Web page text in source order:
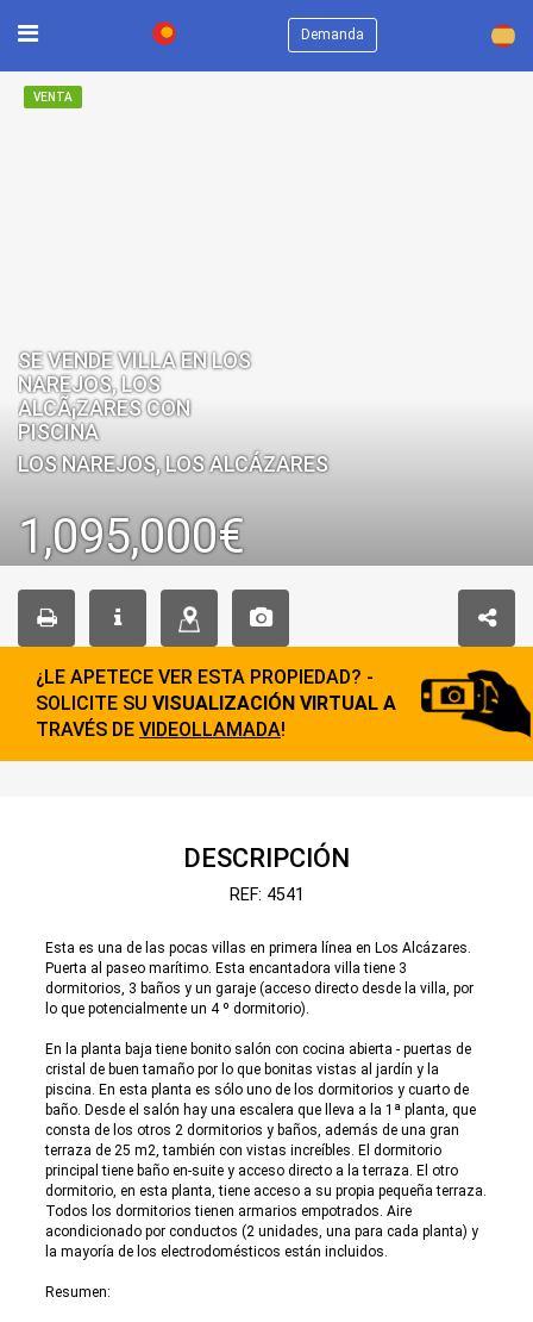
Demanda ×
VENTA
SE VENDE VILLA EN LOS
NAREJOS, LOS
ALCÃ¡ZARES CON
PISCINA
LOS NAREJOS, LOS ALCÁZARES
1,095,000€
¿LE APETECE VER ESTA PROPIEDAD? -
SOLICITE SU VISUALIZACIÓN VIRTUAL A
TRAVÉS DE VIDEOLLAMADA!
DESCRIPCIÓN
REF: 4541
Esta es una de las pocas villas en primera línea en Los Alcázares.
Puerta al paseo marítimo. Esta encantadora villa tiene 3
dormitorios, 3 baños y un garaje (acceso directo desde la villa, por
lo que potencialmente un 4 º dormitorio).
En la planta baja tiene bonito salón con cocina abierta - puertas de
cristal de buen tamaño por lo que bonitas vistas al jardín y la
piscina. En esta planta es sólo uno de los dormitorios y cuarto de
baño. Desde el salón hay una escalera que lleva a la 1ª planta, que
consta de los otros 2 dormitorios y baños, además de una gran
terraza de 25 m2, también con vistas increíbles. El dormitorio
principal tiene baño en-suite y acceso directo a la terraza. El otro
dormitorio, en esta planta, tiene acceso a su propia pequeña terraza.
Todos los dormitorios tienen armarios empotrados. Aire
acondicionado por conductos (2 unidades, una para cada planta) y
la mayoría de los electrodomésticos están incluidos.
Resumen: